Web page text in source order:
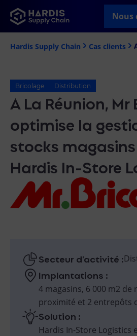
Nous
Hardis Supply Chain Cas clients
Bricolage Distribution
A La Réunion,
optimise la
stocks
Hardis In-Store
Secteur d’activité :
Implantations :
4 magasins, 6 000 m2 de
proximité et 2 entrepôts
Solution :
Hardis In-Store Logistics